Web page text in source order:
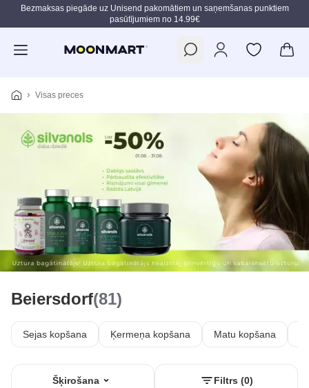
Pāriet uz galveno saturu
Bezmaksas piegāde uz Unisend pakomātiem un saņemšanas punktiem
pasūtījumiem no 14.99€
Visas preces
Beiersdorf(81)
Sejas kopšana Ķermeņa kopšana Matu kopšana
Šķirošana Filtrs (0)